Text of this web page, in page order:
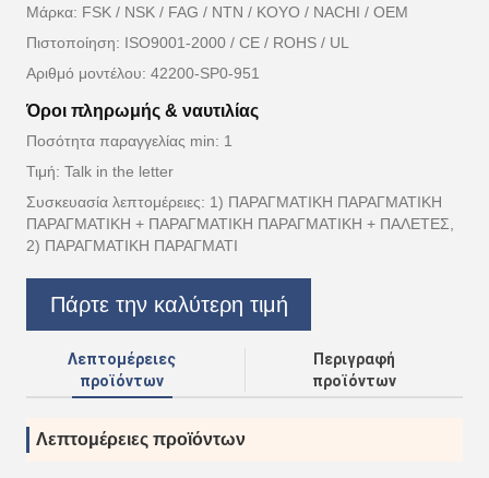
Μάρκα: FSK / NSK / FAG / NTN / KOYO / NACHI / OEM
Πιστοποίηση: ISO9001-2000 / CE / ROHS / UL
Αριθμό μοντέλου: 42200-SP0-951
Όροι πληρωμής & ναυτιλίας
Ποσότητα παραγγελίας min: 1
Τιμή: Talk in the letter
Συσκευασία λεπτομέρειες: 1) ΠΑΡΑΓΜΑΤΙΚΗ ΠΑΡΑΓΜΑΤΙΚΗ
ΠΑΡΑΓΜΑΤΙΚΗ + ΠΑΡΑΓΜΑΤΙΚΗ ΠΑΡΑΓΜΑΤΙΚΗ + ΠΑΛΕΤΕΣ,
2) ΠΑΡΑΓΜΑΤΙΚΗ ΠΑΡΑΓΜΑΤΙ
Πάρτε την καλύτερη τιμή
Λεπτομέρειες
προϊόντων
Περιγραφή
προϊόντων
Λεπτομέρειες προϊόντων